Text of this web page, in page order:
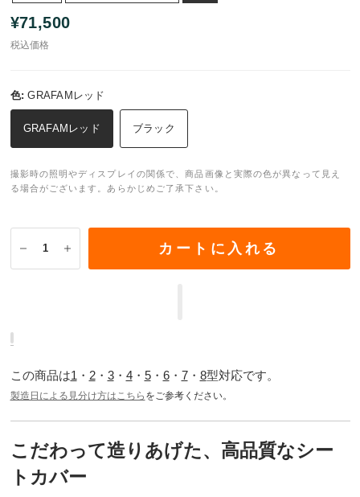
¥71,500
税込価格
色:GRAFAMレッド
GRAFAMレッド ブラック
撮影時の照明やディスプレイの関係で、商品画像と実際の色が異なって見え
る場合がございます。あらかじめご了承下さい。
カートに入れる
この商品は1 ・ 2・ 3・ 4・ 5・ 6・ 7・ 8型対応です。
製造日による見分け方はこちら をご参考ください。
こだわって造りあげた、高品質なシー
トカバー